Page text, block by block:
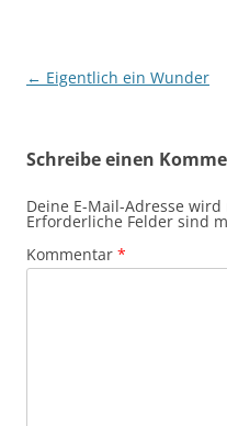
Beitragsnavigation
← Eigentlich ein Wunder
Schreibe einen
Deine E-Mail-Adresse
Erforderliche Felder sind
Kommentar *